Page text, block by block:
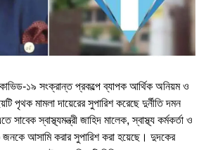
১৯ সংক্রান্ত প্রকল্পে ব্যাপক আর্থিক অনিয়ম ও
পৃথক মামলা দায়েরের সুপারিশ করেছে দুর্নীতি দমন
স্বাস্থ্যমন্ত্রী জাহিদ মালেক, স্বাস্থ্য কর্মকর্তা ও
জনকে আসামি করার সুপারিশ করা হয়েছে। দুদকের